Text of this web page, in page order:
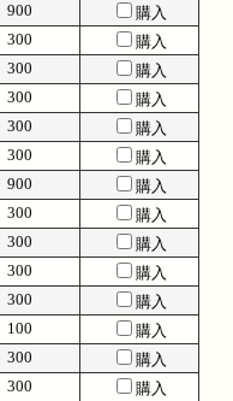
900
購入
300
購入
300
購入
300
購入
300
購入
300
購入
900
購入
300
購入
300
購入
300
購入
300
購入
100
購入
300
購入
300
購入